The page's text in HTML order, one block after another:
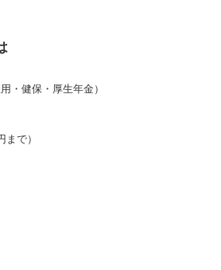
・健保・厚生年金）
で）